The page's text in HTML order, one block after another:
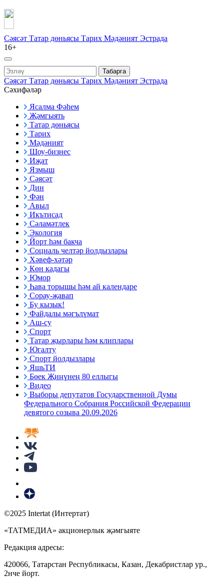
Сәясәт Татар дөньясы Тарих Мәдәният Эстрада
16+
Табарга
Сәясәт Татар дөньясы Тарих Мәдәният Эстрада
Сәхифәләр
Ясалма Фәһем
Җәмгыять
Татар дөньясы
Тарих
Мәдәният
Шоу-бизнес
Иҗат
Язмыш
Сәясәт
Дин
Фән
Авыл
Икътисад
Сәламәтлек
Экология
Йорт һәм бакча
Социаль челтәр йолдызлары
Хәвеф-хәтәр
Көн кадагы
Юмор
Һава торышы һәм ай календаре
Сорау-җавап
Бу кызык!
Файдалы мәгълүмат
Аш-су
Спорт
Татар җырлары һәм клиплары
Югалту
Спорт йолдызлары
ЯшьТИ
Бөек Җиңүнең 80 еллыгы
Видео
Выборы депутатов Государственной Думы
Федерального Собрания Российской Федерации
девятого созыва 20.09.2026
©2025 Intertat (Интертат)
«ТАТМЕДИА» акционерлык җәмгыяте
Редакция адресы:
420066, Татарстан Республикасы, Казан, Декабристлар ур.,
2нче йорт.